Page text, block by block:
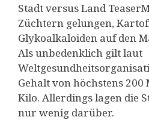
Stadt versus Land
Züchtern gelungen,
Glykoalkaloiden auf den
Als unbedenklich gilt laut
Gehalt von höchstens
Kilo. Allerdings lagen die
nur wenig darüber.